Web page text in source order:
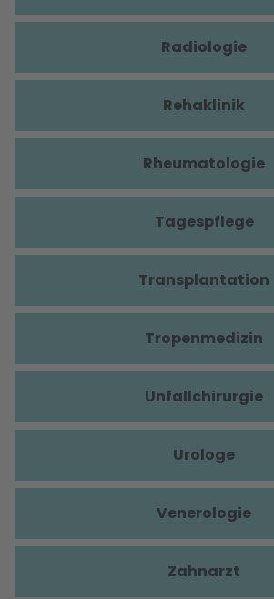
Radiologie
Rehaklinik
Rheumatologie
Tagespflege
Transplantation
Tropenmedizin
Unfallchirurgie
Urologe
Venerologie
Zahnarzt